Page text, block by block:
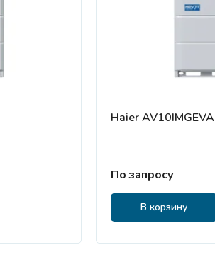
Haier AV10IMGEVA
По запросу
В корзину